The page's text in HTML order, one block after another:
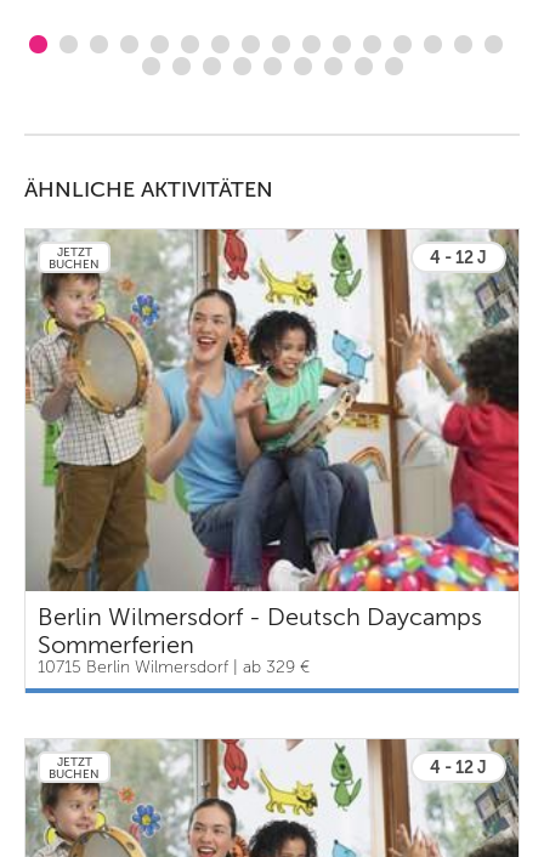
ÄHNLICHE AKTIVITÄTEN
JETZT
BUCHEN
4 - 12 J
Berlin Wilmersdorf - Deutsch Daycamps
Sommerferien
10715 Berlin Wilmersdorf | ab 329 €
JETZT
BUCHEN
4 - 12 J